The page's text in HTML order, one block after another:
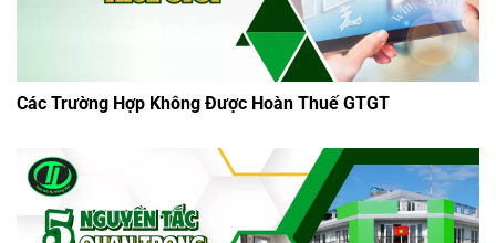
Các Trường Hợp Không Được Hoàn Thuế GTGT